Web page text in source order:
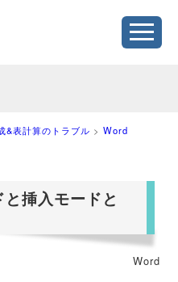
&表計算のトラブル >Word
挿入モードと
Word